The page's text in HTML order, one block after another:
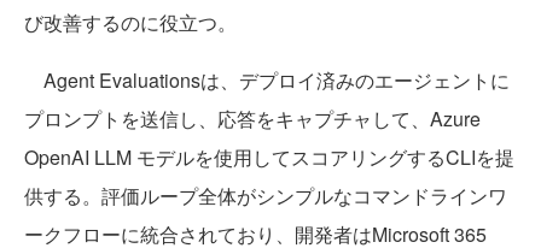
び改善するのに役立つ。
Agent Evaluationsは、デプロイ済みのエージェントに
プロンプ​​トを送信し、応答をキャプチャして、Azure
OpenAI LLM モデルを使用してスコアリングするCLIを提
供する。評価ループ全体がシンプルなコマンドラインワ
ークフローに統合されており、開発者はMicrosoft 365